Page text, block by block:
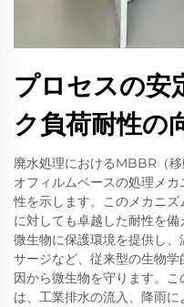
プロセスの安
ク負荷耐性の
廃水処理におけるMBBR（
オフィルムベースの処理メ
性を示します。このメカニ
に対しても卓越した耐性を
微生物に保護環境を提供し
サージなど、従来型の生物
因から微生物を守ります。
は、工業排水の流入、降雨